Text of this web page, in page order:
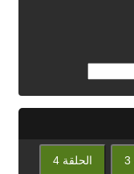
الحلقة 4